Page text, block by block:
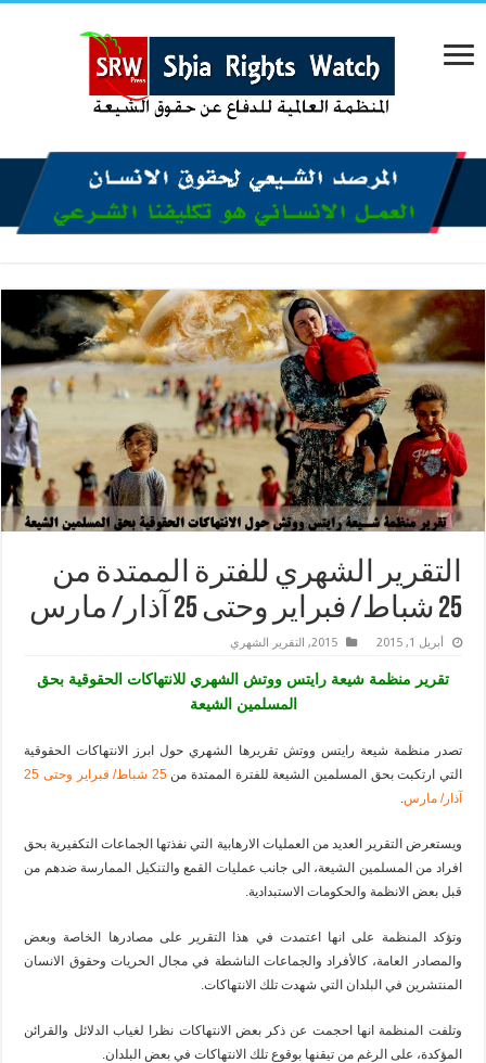
التقرير الشهري للفترة الممتدة من
25 شباط/ فبراير وحتى 25 آذار/ مارس
أبريل 1, 2015 2015
, التقرير الشهري
تقرير منظمة شيعة رايتس ووتش الشهري للانتهاكات الحقوقية بحق
المسلمين الشيعة
تصدر منظمة شيعة رايتس ووتش تقريرها الشهري حول ابرز الانتهاكات الحقوقية
التي ارتكبت بحق المسلمين الشيعة للفترة الممتدة من
25 شباط/ فبراير وحتى 25
آذار/ مارس.
ويستعرض التقرير العديد من العمليات الارهابية التي نفذتها الجماعات التكفيرية بحق
افراد من المسلمين الشيعة، الى جانب عمليات القمع والتنكيل الممارسة ضدهم من
قبل بعض الانظمة والحكومات الاستبدادية.
وتؤكد المنظمة على انها اعتمدت في هذا التقرير على مصادرها الخاصة وبعض
والمصادر العامة، كالأفراد والجماعات الناشطة في مجال الحريات وحقوق الانسان
المنتشرين في البلدان التي شهدت تلك الانتهاكات.
وتلفت المنظمة انها احجمت عن ذكر بعض الانتهاكات نظرا لغياب الدلائل والقرائن
المؤكدة، على الرغم من تيقنها بوقوع تلك الانتهاكات في بعض البلدان.